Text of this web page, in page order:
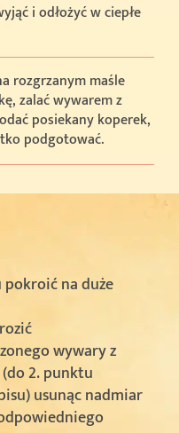
i odłożyć w ciepłe
rozgrzanym maśle
zalać wywarem z
posiekany koperek,
podgotować.
na duże
wywary z
2. punktu
usunąc nadmiar